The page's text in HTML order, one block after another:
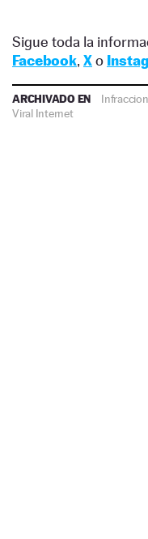
Sigue toda la
Facebook, Xo
ARCHIVADO EN
Viral Internet